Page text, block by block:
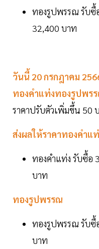
ทองรูปพรรณ รับซื้
32,400 บาท
วันนี้ 20 กรกฎาคม
ทองคำแท่งทองรูปพร
ราคาปรับตัวเพิ่มขึ้น 50
ส่งผลให้ราคาทองคำแ
ทองคำแท่ง รับซื้อ
บาท
ทองรูปพรรณ
ทองรูปพรรณ รับซื้
บาท